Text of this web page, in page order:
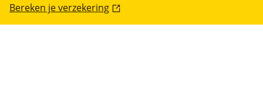
Bereken je verzekering